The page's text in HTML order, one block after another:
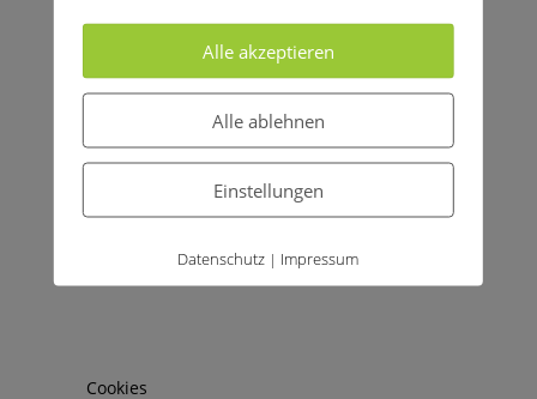
Archive
April 2026
April 2025
Kategorien
Allgemein
Training
Cookies
Alle akzeptieren
Alle ablehnen
Einstellungen
Datenschutz | Impressum